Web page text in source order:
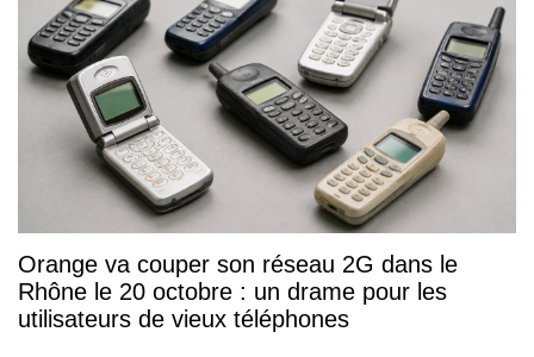
Orange va couper son réseau 2G dans le
Rhône le 20 octobre : un drame pour les
utilisateurs de vieux téléphones